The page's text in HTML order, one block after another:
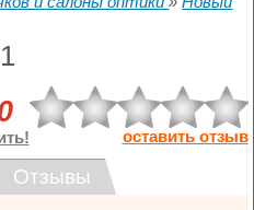
оставить отзыв
Отзывы